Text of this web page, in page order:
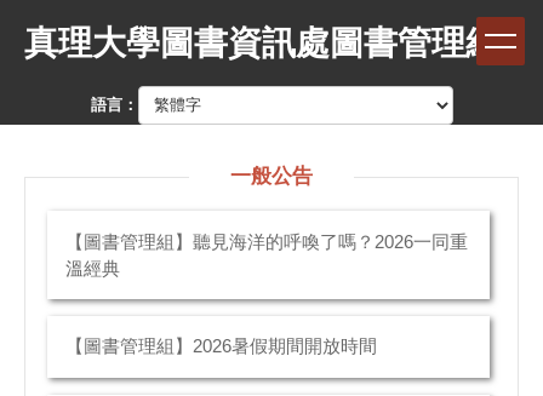
真理大學圖書資訊處圖書管理組
語言：
一般公告
【圖書管理組】聽見海洋的呼喚了嗎？2026一同重
溫經典
【圖書管理組】2026暑假期間開放時間